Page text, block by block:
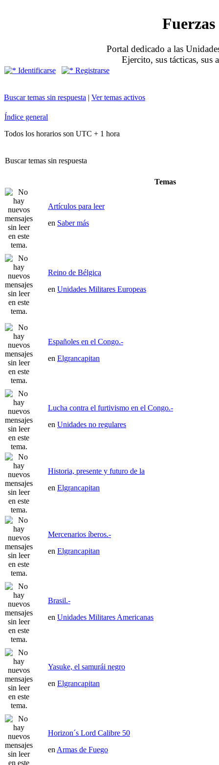
Portal dedicado a las
Ejercito, sus tácticas, sus
Identificarse Registrarse
Buscar temas sin respuesta | Ver temas activos
Índice general
Todos los horarios son UTC + 1 hora
Buscar temas sin respuesta
Temas
Artículos para leer
en Saber más
Reino de Bélgica
en Unidades Militares Europeas
Españoles en el Congo.-
en Elgrancapitan
Lucha contra el furtivismo en el Congo.-
en Unidades no regulares
Historia, presente y futuro de la
en Elgrancapitan
Mercenarios íberos.-
en Elgrancapitan
Brasil.-
en Unidades Militares Americanas
Yasuke, el samurái negro
en Elgrancapitan
Horizon´s Lord Calibre 50
en Armas de Fuego